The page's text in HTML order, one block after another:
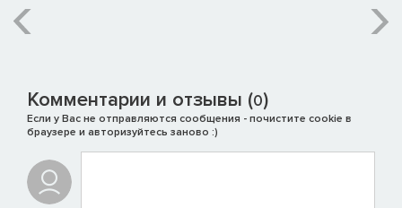
Комментарии и отзывы (0)
Если у Вас не отправляются сообщения - почистите cookie в
браузере и авторизуйтесь заново :)